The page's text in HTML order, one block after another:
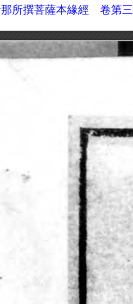
那所撰菩薩本緣經 卷第三